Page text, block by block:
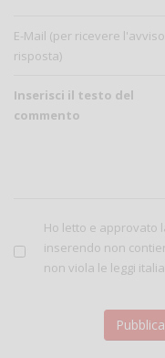
E-Mail (per ricevere
risposta)
Inserisci il testo del
commento
Ho letto e approvato
inserendo non
non viola le leggi